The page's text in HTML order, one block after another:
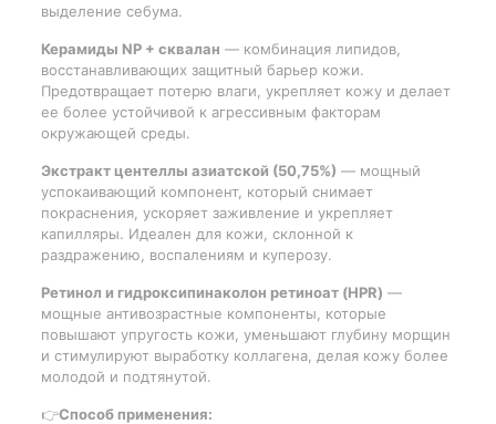
выделение себума.
Керамиды NP + сквалан — комбинация липидов,
восстанавливающих защитный барьер кожи.
Предотвращает потерю влаги, укрепляет кожу и делает
ее более устойчивой к агрессивным факторам
окружающей среды.
Экстракт центеллы азиатской (50,75%) — мощный
успокаивающий компонент, который снимает
покраснения, ускоряет заживление и укрепляет
капилляры. Идеален для кожи, склонной к
раздражению, воспалениям и куперозу.
Ретинол и гидроксипинаколон ретиноат (HPR) —
мощные антивозрастные компоненты, которые
повышают упругость кожи, уменьшают глубину морщин
и стимулируют выработку коллагена, делая кожу более
молодой и подтянутой.
👉Способ применения: